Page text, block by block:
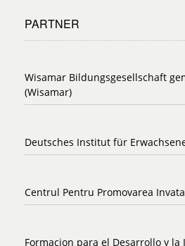
PARTNER
Wisamar Bildungsgesellschaft
(Wisamar)
Deutsches Institut für
Centrul Pentru Promovarea
Formacion para el Desarrollo y la